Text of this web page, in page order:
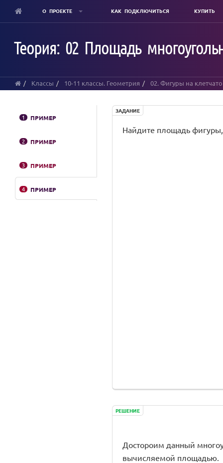
content
О ПРОЕКТЕ КАК ПОДКЛЮЧИТЬСЯ КУПИТЬ
Теория: 02 Площадь
Классы 10-11 классы. Геометрия 02. Фигуры на
1 ПРИМЕР
2 ПРИМЕР
3 ПРИМЕР
4 ПРИМЕР
ЗАДАНИЕ
Найдите площадь
РЕШЕНИЕ
Достороим данный
вычисляемой площадью.